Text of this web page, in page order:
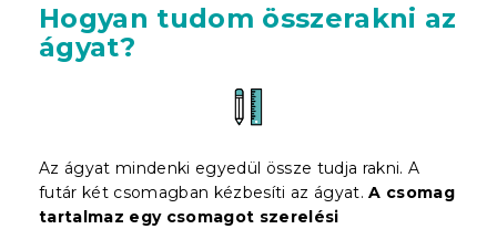
Hogyan tudom összerakni az
ágyat?
Az ágyat mindenki egyedül össze tudja rakni. A
futár két csomagban kézbesíti az ágyat.A csomag
tartalmaz egy csomagot szerelési